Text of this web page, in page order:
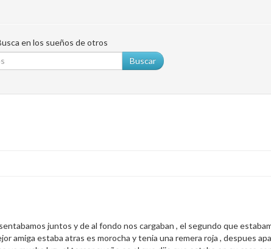
en los sueños de otros
Buscar
juntos y de al fondo nos cargaban , el segundo que
amiga estaba atras es morocha y tenia una remera roja , despues